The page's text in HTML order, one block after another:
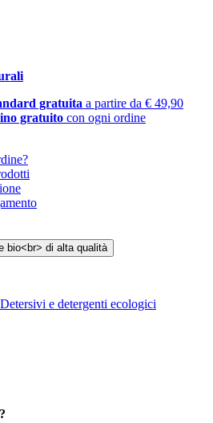
gratuita a partire da € 49,90
gratuito con ogni ordine
Detersivi e detergenti ecologici